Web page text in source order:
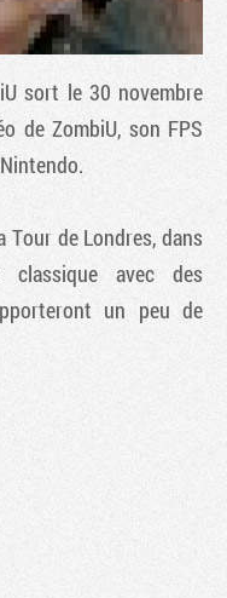
sort le 30 novembre
de ZombiU, son FPS
Tour de Londres, dans
avec des
un peu de